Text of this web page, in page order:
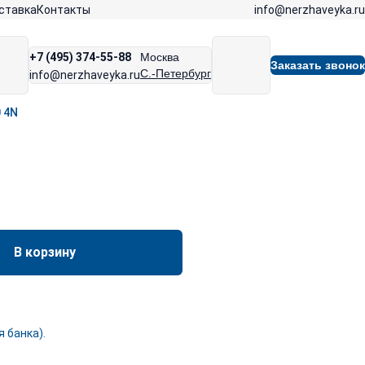
Контакты info@nerzhaveyka.ru
+7 (495) 374-55-88
info@nerzhaveyka.ru
Москва
С.-Петербург
Заказать звонок
В корзину
банка).